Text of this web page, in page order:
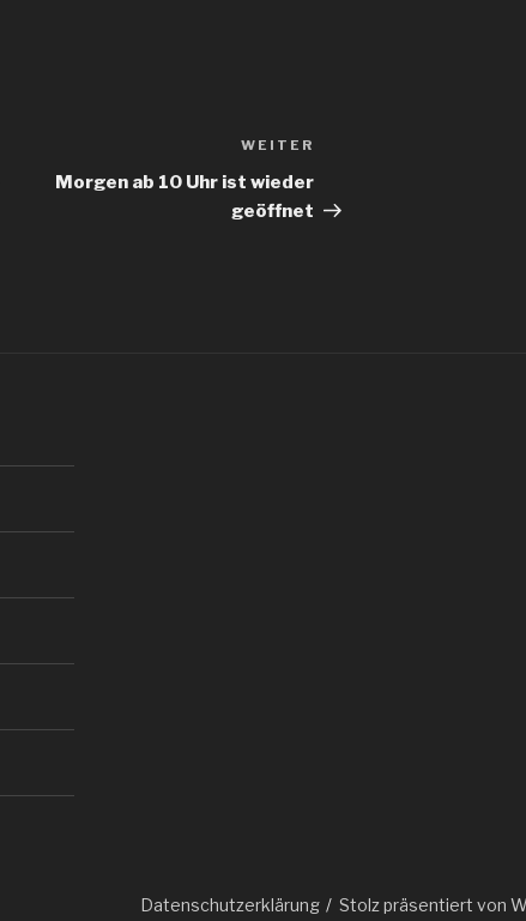
WEITER
Morgen ab 10 Uhr ist wieder
geöffnet
Datenschutzerklärung Stolz präsentiert von